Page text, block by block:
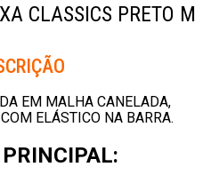
CLASSICS PRETO M
EM MALHA CANELADA,
ELÁSTICO NA BARRA.